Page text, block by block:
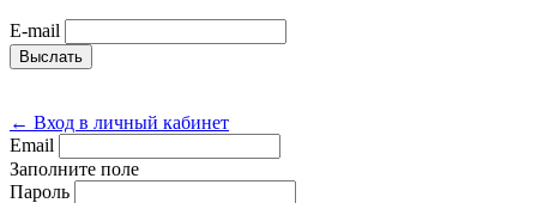
E-mail
← Вход в личный кабинет
Email
Заполните поле
Пароль